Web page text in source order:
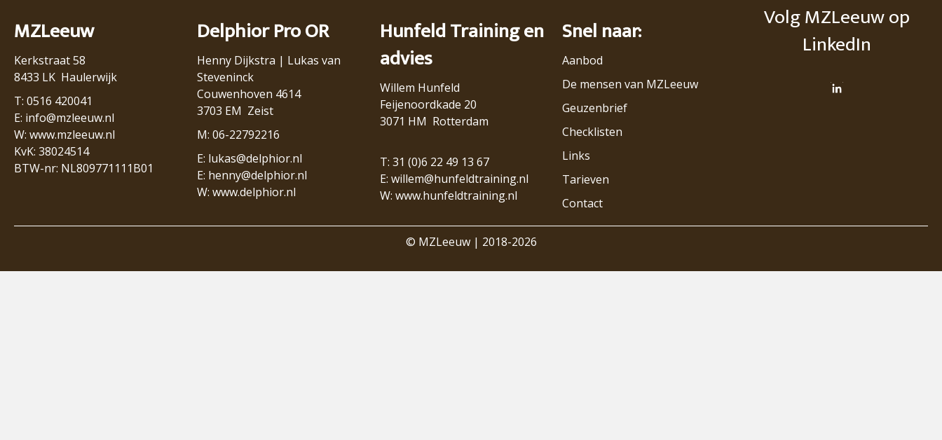
MZLeeuw
Kerkstraat 58
8433 LK Haulerwijk
T: 0516 420041
E: info@mzleeuw.nl
W: www.mzleeuw.nl
KvK: 38024514
BTW-nr: NL809771111B01
Delphior Pro OR
Henny Dijkstra | Lukas van
Steveninck
Couwenhoven 4614
3703 EM Zeist
M: 06-22792216
E: lukas@delphior.nl
E: henny@delphior.nl
W: www.delphior.nl
Hunfeld Training en
advies
Willem Hunfeld
Feijenoordkade 20
3071 HM Rotterdam
T: 31 (0)6 22 49 13 67
E: willem@hunfeldtraining.nl
W: www.hunfeldtraining.nl
Snel naar:
Aanbod
De mensen van MZLeeuw
Geuzenbrief
Checklisten
Links
Tarieven
Contact
Volg MZLeeuw op
LinkedIn
© MZLeeuw | 2018-2026